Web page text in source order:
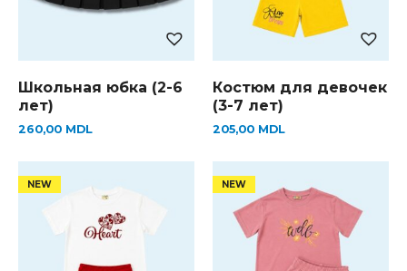
Школьная юбка (2-6
лет)
260,00 MDL
Костюм для девочек
(3-7 лет)
205,00 MDL